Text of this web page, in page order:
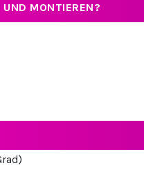
MONTIEREN?